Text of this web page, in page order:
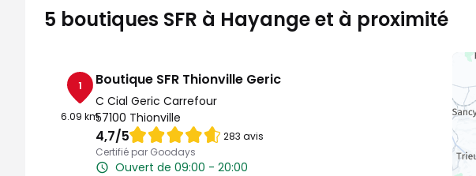
5 boutiques SFR à Hayange et à proximité
1
6.09 km
Boutique SFR Thionville Geric
C Cial Geric Carrefour
57100 Thionville
4,7/5Note de 4.7 sur 5
283 avis
Certifié par Goodays
Ouvert de 09:00 - 20:00